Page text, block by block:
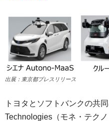
出展：東京都プレスリリース
トヨタとソフトバンクの共
Technologies（モネ・テク